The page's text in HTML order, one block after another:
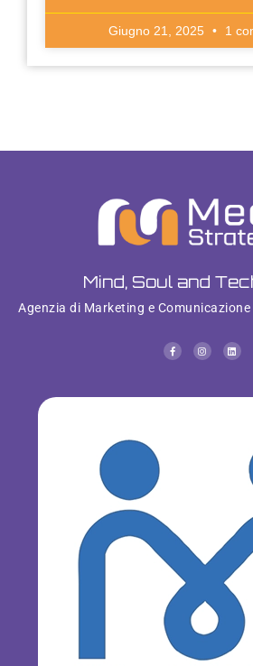
Giugno 21, 2025 1
Mind, Soul and
Agenzia di Marketing e Comunicazione